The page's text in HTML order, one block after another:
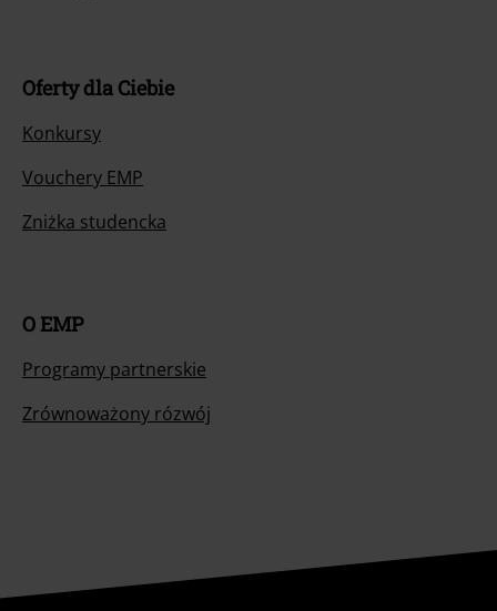
Oferty dla Ciebie
Konkursy
Vouchery EMP
Zniżka studencka
O EMP
Programy partnerskie
Zrównoważony rózwój